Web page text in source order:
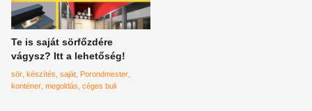
Te is saját sörfőzdére
vágysz? Itt a lehetőség!
sör készítés saját Porondmester
konténer megoldás céges buli